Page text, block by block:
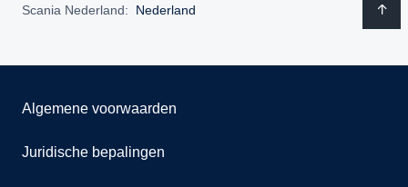
Scania Nederland: Nederland
Algemene voorwaarden
Juridische bepalingen